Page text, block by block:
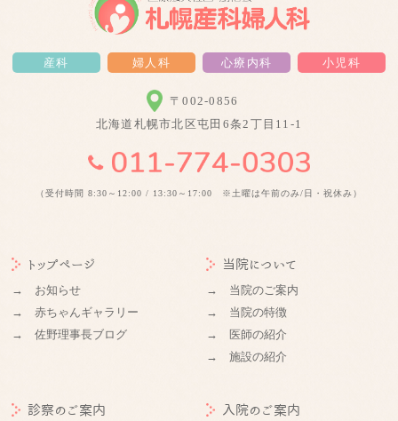
産科 婦人科 心療内科 小児科
〒002-0856
北海道札幌市北区屯田6条2丁目11-1
（受付時間 8:30～12:00 / 13:30～17:00 ※土曜は午前のみ/日・祝休み）
トップページ
→ お知らせ
→ 赤ちゃんギャラリー
→ 佐野理事長ブログ
当院について
→ 当院のご案内
→ 当院の特徴
→ 医師の紹介
→ 施設の紹介
診察のご案内
入院のご案内